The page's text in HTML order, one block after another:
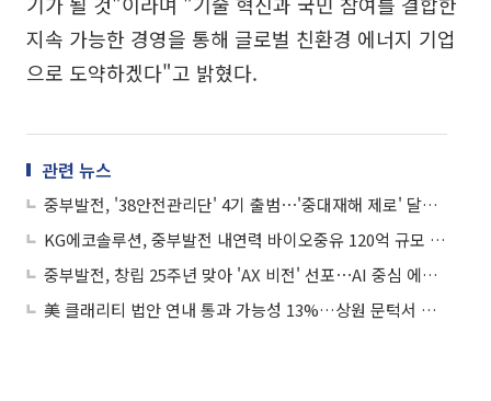
지속 가능한 경영을 통해 글로벌 친환경 에너지 기업
으로 도약하겠다"고 밝혔다.
관련 뉴스
중부발전, '38안전관리단' 4기 출범⋯'중대재해 제로' 달성 앞장
KG에코솔루션, 중부발전 내연력 바이오중유 120억 규모 수주
중부발전, 창립 25주년 맞아 'AX 비전' 선포⋯AI 중심 에너지 혁신 가속
美 클래리티 법안 연내 통과 가능성 13%…상원 문턱서 제동